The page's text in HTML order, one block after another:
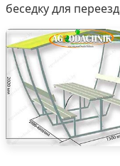
беседку для